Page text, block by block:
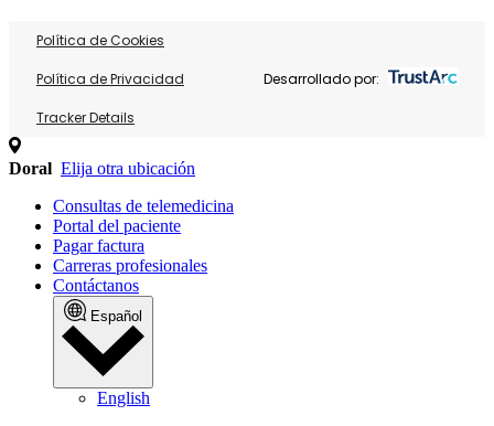
Política de Cookies
Política de Privacidad
Tracker Details
Desarrollado por:
Doral Elija otra ubicación
Consultas de telemedicina
Portal del paciente
Pagar factura
Carreras profesionales
Contáctanos
Español
English